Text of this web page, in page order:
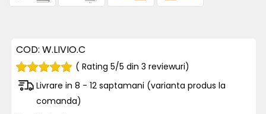
COD:W.LIVIO.C
( Rating 5/5 din 3 reviewuri)
Livrare in 8 - 12 saptamani (varianta produs la
comanda)